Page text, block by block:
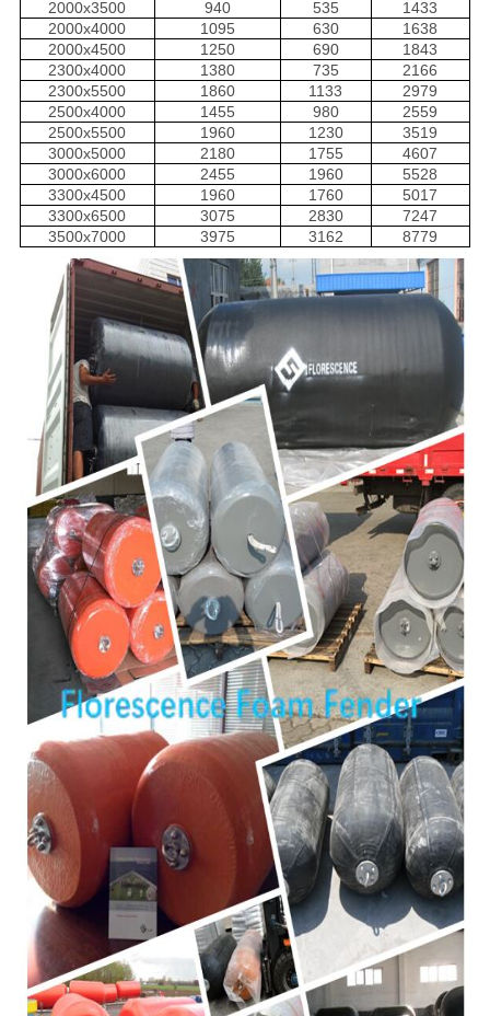
2000x3500 940 535
1433
2000x4000
1095 630
1638
2000x4500
1250 690
1843
2300x4000
1380 735
2166
2300x5500
1860 1133
2979
2500x4000
1455 980
2559
2500x5500
1960 1230
3519
3000x5000
2180 1755
4607
3000x6000
2455 1960
5528
3300x4500
1960 1760
5017
3300x6500
3075 2830
7247
3500x7000
3975 3162 8779